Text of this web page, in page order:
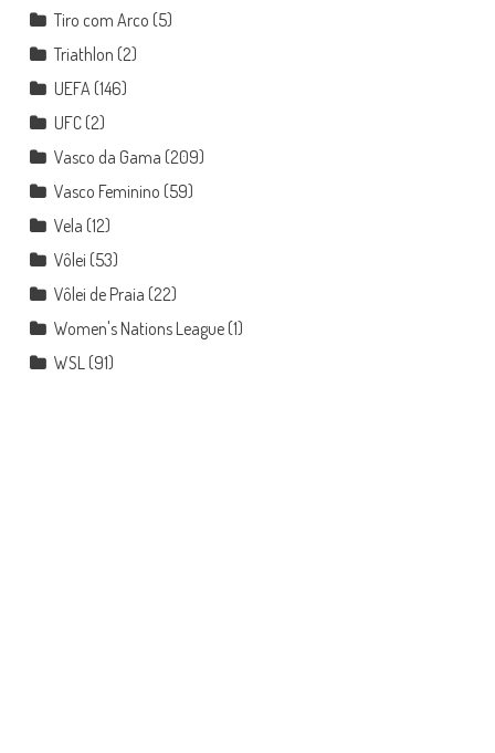
Tiro com Arco (5)
Triathlon (2)
UEFA (146)
UFC(2)
Vasco da Gama (209)
Vasco Feminino (59)
Vela (12)
Vôlei (53)
Vôlei de Praia (22)
Women's Nations League(1)
WSL (91)